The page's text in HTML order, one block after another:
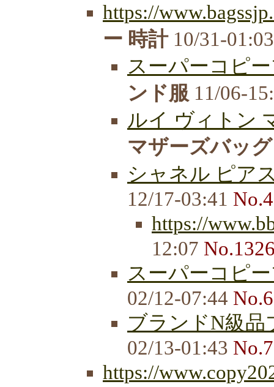
https://
ー 時計10/31-
スーパーコピ
ンド服 11/06-
ルイ ヴィトン
マザーズバッ
シャネル ピア
12/17-03:41
https://
12:07
スーパーコピ
02/12-07:44
ブランドN級品
02/13-01:43
https://